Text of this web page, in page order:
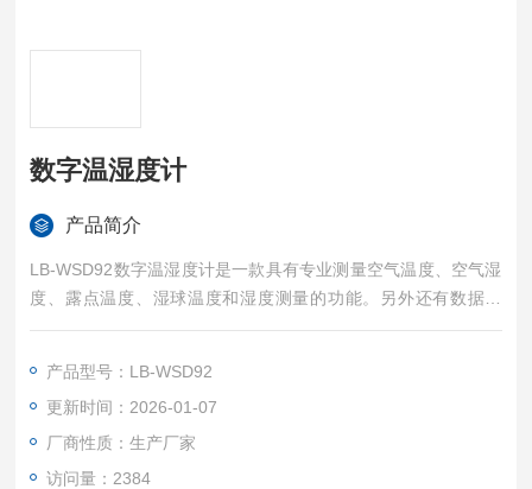
数字温湿度计
产品简介
LB-WSD92数字温湿度计是一款具有专业测量空气温度、空气湿
度、露点温度、湿球温度和湿度测量的功能。另外还有数据保
持、自动关机、大小值记录等功能。
产品型号：LB-WSD92
更新时间：2026-01-07
厂商性质：生产厂家
访问量：2384